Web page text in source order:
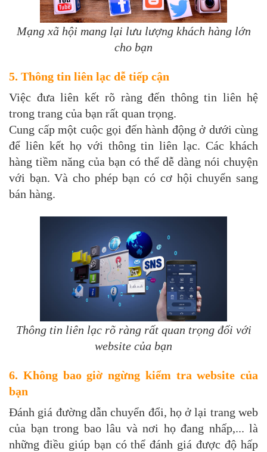
Mạng xã hội mang lại lưu lượng khách hàng lớn
cho bạn
5. Thông tin liên lạc dễ tiếp cận
Việc đưa liên kết rõ ràng đến thông tin liên hệ
trong trang của bạn rất quan trọng.
Cung cấp một cuộc gọi đến hành động ở dưới cùng
để liên kết họ với thông tin liên lạc. Các khách
hàng tiềm năng của bạn có thể dễ dàng nói chuyện
với bạn. Và cho phép bạn có cơ hội chuyển sang
bán hàng.
Thông tin liên lạc rõ ràng rất quan trọng đối với
website của bạn
6. Không bao giờ ngừng kiểm tra website của
bạn
Đánh giá đường dẫn chuyển đổi, họ ở lại trang web
của bạn trong bao lâu và nơi họ đang nhấp,... là
những điều giúp bạn có thể đánh giá được độ hấp